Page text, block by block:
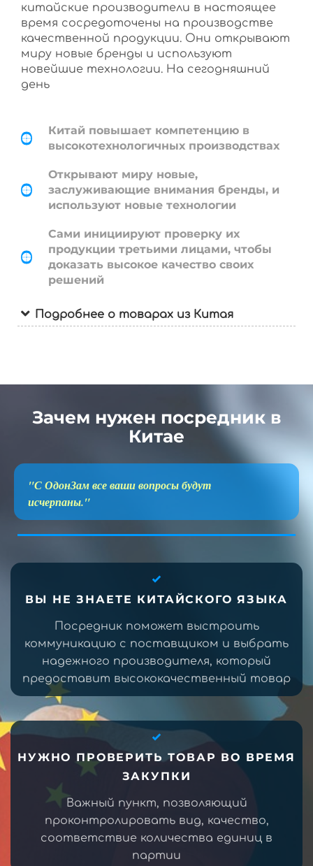
китайские производители в настоящее
время сосредоточены на производстве
качественной продукции. Они открывают
миру новые бренды и используют
новейшие технологии. На сегодняшний
день
Китай повышает компетенцию в
высокотехнологичных производствах
Открывают миру новые,
заслуживающие внимания бренды, и
используют новые технологии
Сами инициируют проверку их
продукции третьими лицами, чтобы
доказать высокое качество своих
решений
Подробнее о товарах из Китая
Зачем нужен посредник в
Китае
"С ОдонЗам все ваши вопросы будут
исчерпаны."
ВЫ НЕ ЗНАЕТЕ КИТАЙСКОГО ЯЗЫКА
Посредник поможет выстроить
коммуникацию с поставщиком и выбрать
надежного производителя, который
предоставит высококачественный товар
НУЖНО ПРОВЕРИТЬ ТОВАР ВО ВРЕМЯ
ЗАКУПКИ
Важный пункт, позволяющий
проконтролировать вид, качество,
соответствие количества единиц в
партии